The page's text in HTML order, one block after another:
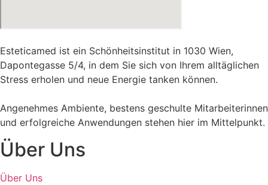
Esteticamed ist ein Schönheitsinstitut in 1030 Wien,
Dapontegasse 5/4, in dem Sie sich von Ihrem alltäglichen
Stress erholen und neue Energie tanken können.
Angenehmes Ambiente, bestens geschulte Mitarbeiterinnen
und erfolgreiche Anwendungen stehen hier im Mittelpunkt.
Über Uns
Über Uns